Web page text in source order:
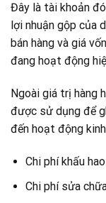
Đây là tài khoản
lợi nhuận gộp của
bán hàng và giá
đang hoạt động
Ngoài giá trị hàng
được sử dụng để
đến hoạt động
Chi phí khấu
Chi phí sửa